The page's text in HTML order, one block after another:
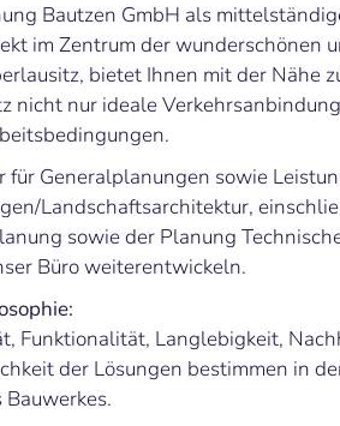
Bautzen GmbH als
im Zentrum der wunderschönen
bietet Ihnen mit der Nähe
nicht nur ideale
für Generalplanungen sowie
Landschaftsarchitektur,
sowie der Planung
Büro weiterentwickeln.
Funktionalität, Langlebigkeit,
der Lösungen bestimmen in